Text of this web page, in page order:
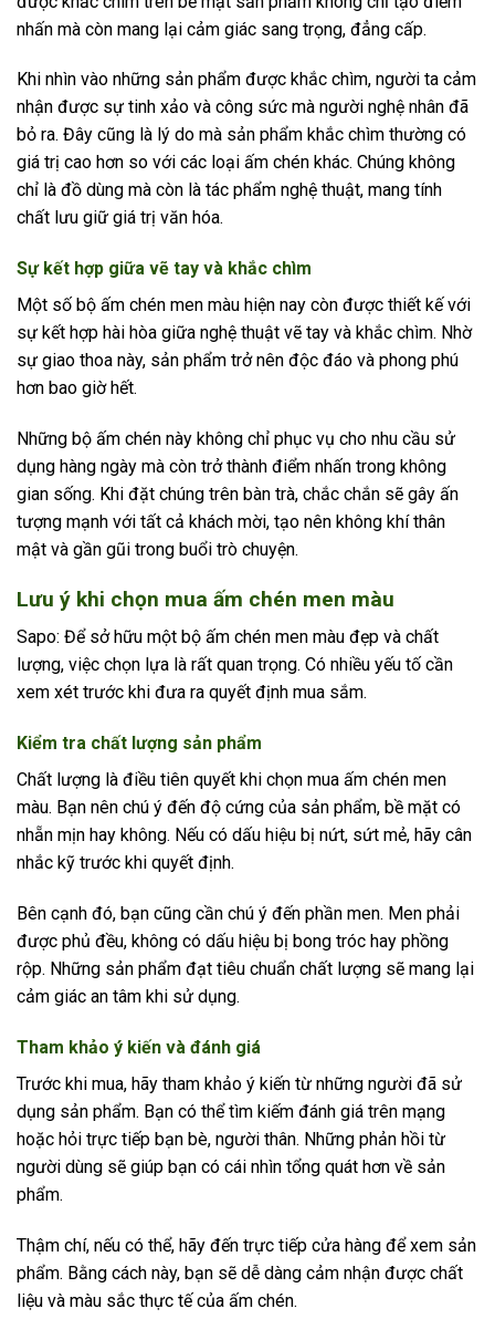
nhấn mà còn mang lại cảm giác sang trọng, đẳng cấp.
Khi nhìn vào những sản phẩm được khắc chìm, người ta cảm
nhận được sự tinh xảo và công sức mà người nghệ nhân đã
bỏ ra. Đây cũng là lý do mà sản phẩm khắc chìm thường có
giá trị cao hơn so với các loại ấm chén khác. Chúng không
chỉ là đồ dùng mà còn là tác phẩm nghệ thuật, mang tính
chất lưu giữ giá trị văn hóa.
Sự kết hợp giữa vẽ tay và khắc chìm
Một số bộ ấm chén men màu hiện nay còn được thiết kế với
sự kết hợp hài hòa giữa nghệ thuật vẽ tay và khắc chìm. Nhờ
sự giao thoa này, sản phẩm trở nên độc đáo và phong phú
hơn bao giờ hết.
Những bộ ấm chén này không chỉ phục vụ cho nhu cầu sử
dụng hàng ngày mà còn trở thành điểm nhấn trong không
gian sống. Khi đặt chúng trên bàn trà, chắc chắn sẽ gây ấn
tượng mạnh với tất cả khách mời, tạo nên không khí thân
mật và gần gũi trong buổi trò chuyện.
Lưu ý khi chọn mua ấm chén men màu
Sapo: Để sở hữu một bộ ấm chén men màu đẹp và chất
lượng, việc chọn lựa là rất quan trọng. Có nhiều yếu tố cần
xem xét trước khi đưa ra quyết định mua sắm.
Kiểm tra chất lượng sản phẩm
Chất lượng là điều tiên quyết khi chọn mua ấm chén men
màu. Bạn nên chú ý đến độ cứng của sản phẩm, bề mặt có
nhẵn mịn hay không. Nếu có dấu hiệu bị nứt, sứt mẻ, hãy cân
nhắc kỹ trước khi quyết định.
Bên cạnh đó, bạn cũng cần chú ý đến phần men. Men phải
được phủ đều, không có dấu hiệu bị bong tróc hay phồng
rộp. Những sản phẩm đạt tiêu chuẩn chất lượng sẽ mang lại
cảm giác an tâm khi sử dụng.
Tham khảo ý kiến và đánh giá
Trước khi mua, hãy tham khảo ý kiến từ những người đã sử
dụng sản phẩm. Bạn có thể tìm kiếm đánh giá trên mạng
hoặc hỏi trực tiếp bạn bè, người thân. Những phản hồi từ
người dùng sẽ giúp bạn có cái nhìn tổng quát hơn về sản
phẩm.
Thậm chí, nếu có thể, hãy đến trực tiếp cửa hàng để xem sản
phẩm. Bằng cách này, bạn sẽ dễ dàng cảm nhận được chất
liệu và màu sắc thực tế của ấm chén.